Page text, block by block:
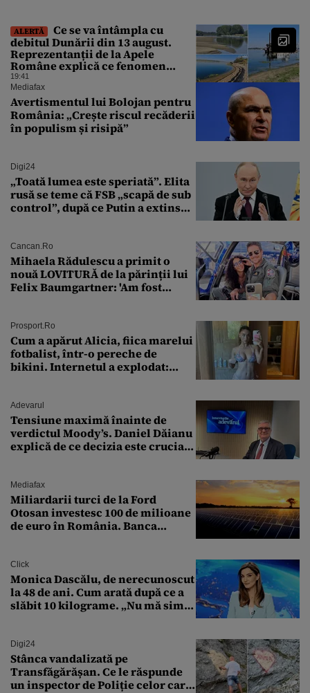
ALERTĂ
Ce se va întâmpla cu
debitul Dunării din 13 august.
Reprezentanții de la Apele
Române explică ce fenomen
urmează
19:41
Mediafax
Avertismentul lui Bolojan pentru
România: „Crește riscul recăderii
în populism și risipă”
Digi24
„Toată lumea este speriată”. Elita
rusă se teme că FSB „scapă de sub
control”, după ce Putin a extins
Cancan.ro
Mihaela Rădulescu a primit o
nouă LOVITURĂ de la părinții lui
Felix Baumgartner: 'Am fost
Prosport.ro
Cum a apărut Alicia, fiica marelui
fotbalist, într-o pereche de
bikini. Internetul a explodat:
Adevarul
Tensiune maximă înainte de
verdictul Moody’s. Daniel Dăianu
explică de ce decizia este crucială
Mediafax
Miliardarii turci de la Ford
Otosan investesc 100 de milioane
de euro în România. Banca
Click
Monica Dascălu, de nerecunoscut
la 48 de ani. Cum arată după ce a
slăbit 10 kilograme. „Nu mă simt
Digi24
Stânca vandalizată pe
Transfăgărășan. Ce le răspunde
un inspector de Poliție celor care